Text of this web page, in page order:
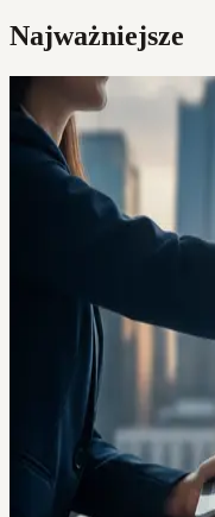
Najważniejsze